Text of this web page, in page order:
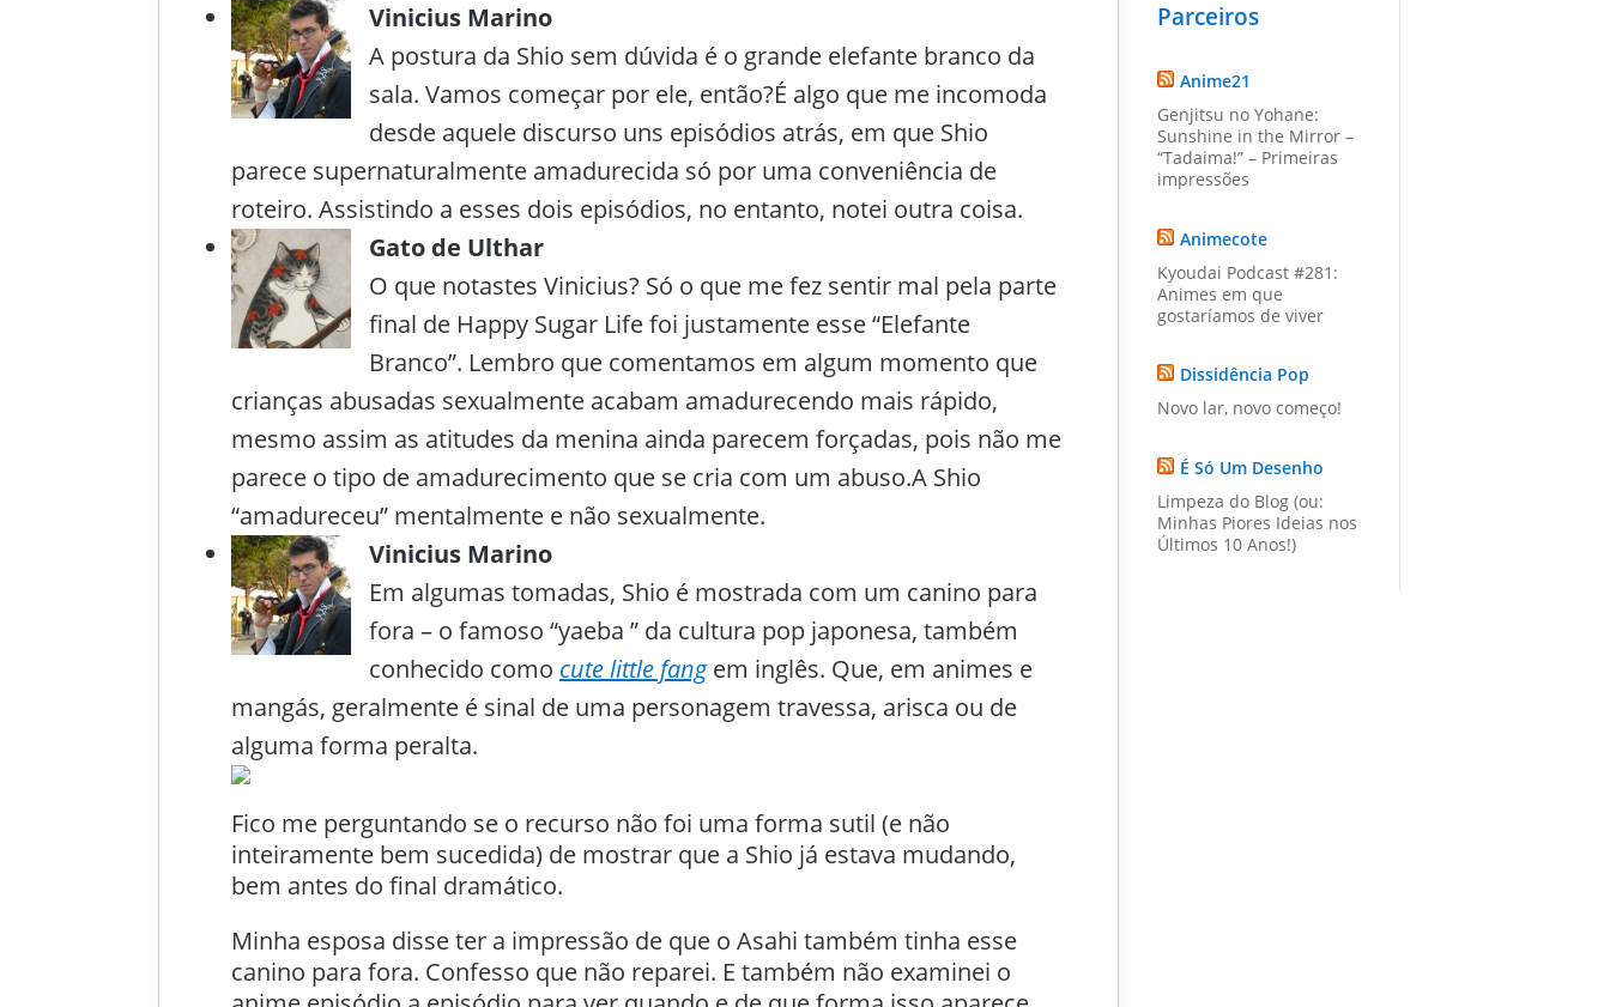
Vinicius Marino
A postura da Shio sem dúvida é o grande elefante branco da
sala. Vamos começar por ele, então?É algo que me incomoda
desde aquele discurso uns episódios atrás, em que Shio
parece supernaturalmente amadurecida só por uma conveniência de
roteiro. Assistindo a esses dois episódios, no entanto, notei outra coisa.
Gato de Ulthar
O que notastes Vinicius? Só o que me fez sentir mal pela parte
final de Happy Sugar Life foi justamente esse “Elefante
Branco”. Lembro que comentamos em algum momento que
crianças abusadas sexualmente acabam amadurecendo mais rápido,
mesmo assim as atitudes da menina ainda parecem forçadas, pois não me
parece o tipo de amadurecimento que se cria com um abuso.A Shio
“amadureceu” mentalmente e não sexualmente.
Vinicius Marino
Em algumas tomadas, Shio é mostrada com um canino para
fora – o famoso “yaeba ” da cultura pop japonesa, também
conhecido como cute little fangem inglês. Que, em animes e
mangás, geralmente é sinal de uma personagem travessa, arisca ou de
alguma forma peralta.
Fico me perguntando se o recurso não foi uma forma sutil (e não
inteiramente bem sucedida) de mostrar que a Shio já estava mudando,
bem antes do final dramático.
Minha esposa disse ter a impressão de que o Asahi também tinha esse
canino para fora. Confesso que não reparei. E também não examinei o
Parceiros
Anime21
Genjitsu no Yohane:
Sunshine in the Mirror –
“Tadaima!” – Primeiras
impressões
Animecote
Kyoudai Podcast #281:
Animes em que
gostaríamos de viver
Dissidência Pop
Novo lar, novo começo!
É Só Um Desenho
Limpeza do Blog (ou:
Minhas Piores Ideias nos
Últimos 10 Anos!)